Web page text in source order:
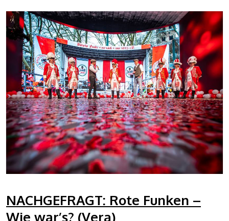
NACHGEFRAGT: Rote Funken –
Wie war’s? (Vera)